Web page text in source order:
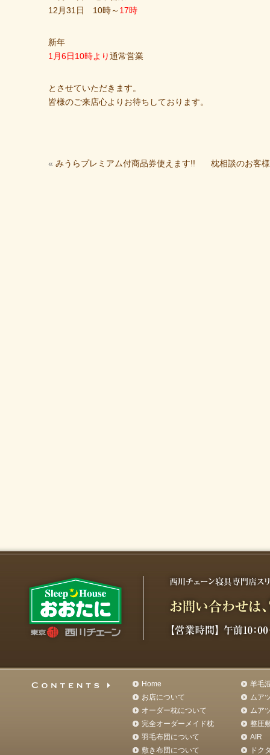
12月31日 10時～ 17時
新年
1月6日10時より通常営業
とさせていただきます。
皆様のご来店心よりお待ちしております。
« みうらプレミアム付商品券使えます!! 枕相談のお客
Home
お店について
オーダー枕について
完全オーダーメイド枕
羽毛布団について
敷き布団について
羊毛
ムア
ムア
整圧
AIR
ドク